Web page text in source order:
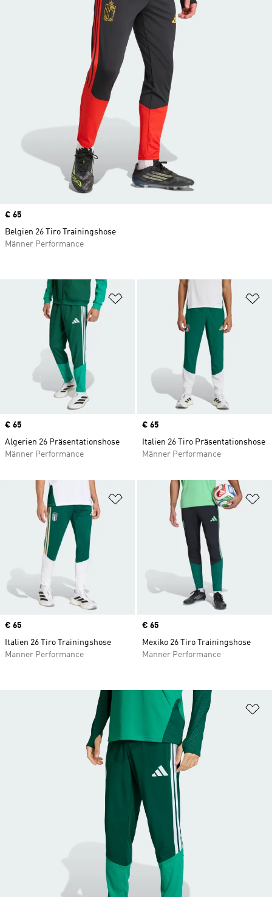
Zur Wunschliste hinzufügen
Price
€ 65
Algerien 26 Präsentationshose
Männer Performance
Price
€ 65
Italien 26 Tiro Präsentationshose
Männer Performance
Zur Wunschliste hinzufügen
Price
€ 65
Italien 26 Tiro Trainingshose
Männer Performance
Price
€ 65
Mexiko 26 Tiro Trainingshose
Männer Performance
Price
€ 65
Belgien 26 Tiro Trainingshose
Männer Performance